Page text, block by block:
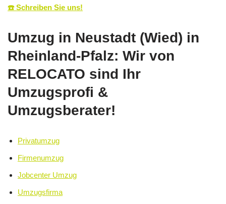
☎️ Schreiben Sie uns!
Umzug in Neustadt (Wied) in
Rheinland-Pfalz: Wir von
RELOCATO sind Ihr
Umzugsprofi &
Umzugsberater!
Privatumzug
Firmenumzug
Jobcenter Umzug
Umzugsfirma